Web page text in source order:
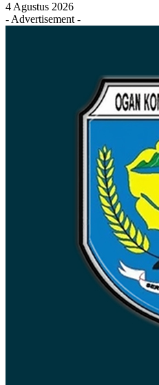
4 Agustus 2026
- Advertisement -